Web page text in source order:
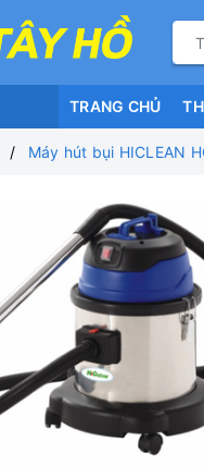
TRANG CHỦ
Máy hút bụi HICLEAN